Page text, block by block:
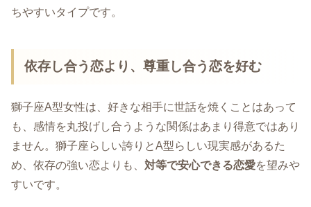
ちやすいタイプです。
依存し合う恋より、尊重し合う恋を好む
獅子座A型女性は、好きな相手に世話を焼くことはあって
も、感情を丸投げし合うような関係はあまり得意ではあり
ません。獅子座らしい誇りとA型らしい現実感があるた
め、依存の強い恋よりも、 対等で安心できる恋愛を望みや
すいです。